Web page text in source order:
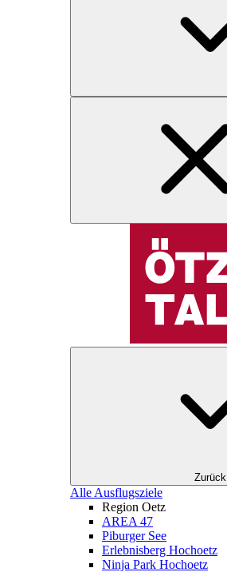
Zurück
Alle Ausflugsziele
Region Oetz
AREA 47
Piburger See
Erlebnisberg Hochoetz
Ninja Park Hochoetz